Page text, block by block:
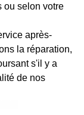
ou selon votre
après-
la réparation,
s'il y a
de nos